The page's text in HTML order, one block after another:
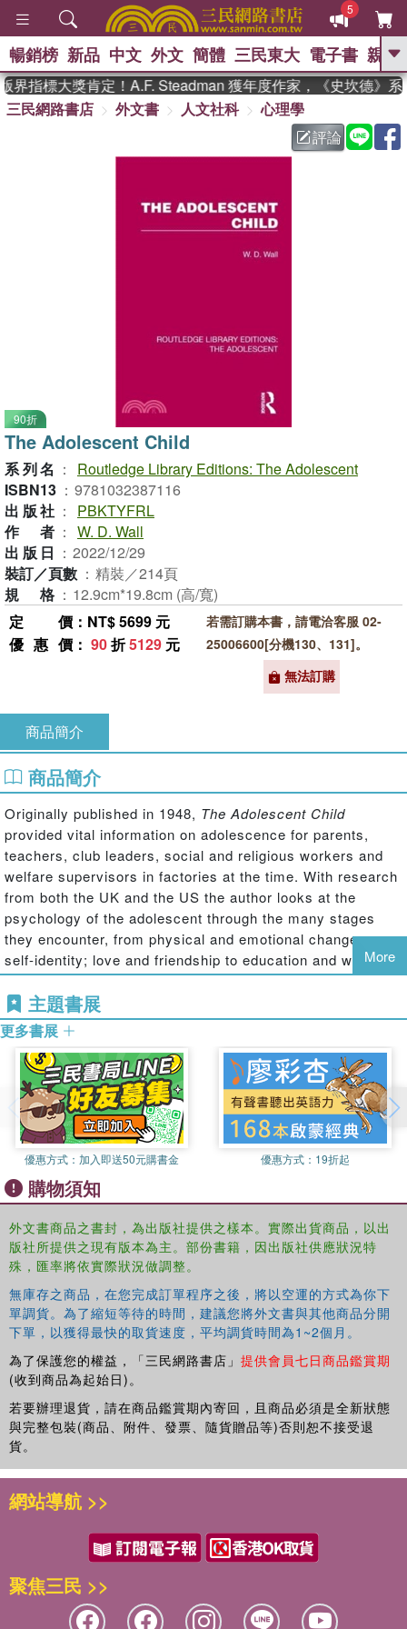
5
GO
熱搜： 東野圭吾 、 高希均教授回憶錄
父親節 、 如果歷
暑期推薦 、 國際布克
偉大的迷走神經
暢銷榜 新品 中文 外文 簡體 三民東大 電子書 親子
指標大獎肯定！A.F. Steadman 獲年度作家，《史坎德》系
三民網路書店
外文書 人文社科
心理學
評論
90折
The Adolescent Child
系列名 ：
Routledge Library Editions: The Adolescent
ISBN13 ： 9781032387116
出版社 ：
PBKTYFRL
作者 ： W. D. Wall
出版日 ： 2022/12/29
裝訂／頁數 ： 精裝／214頁
規格 ： 12.9cm*19.8cm (高/寬)
定價 ：NT$ 5699 元
優惠價 ： 90折5129 元
若需訂購本書，請電洽客服 02-
25006600[分機130、131]。
無法訂購
商品簡介
商品簡介
Originally published in 1948, The Adolescent Child
provided vital information on adolescence for parents,
teachers, club leaders, social and religious workers and
welfare supervisors in factories at the time. With research
from both the UK and the US the author looks at the
psychology of the adolescent through the many stages
they encounter, from physical and emotional changes;
self-identity; love and friendship to education and work.
Today it can be read and enjoyed in its historical context.
More
主題書展
更多書展
優惠方式： 加入即送50元購書金 優惠方式： 19折起
購物須知
外文書商品之書封，為出版社提供之樣本。實際出貨商品，以出
版社所提供之現有版本為主。部份書籍，因出版社供應狀況特
殊，匯率將依實際狀況做調整。
無庫存之商品，在您完成訂單程序之後，將以空運的方式為你下
單調貨。為了縮短等待的時間，建議您將外文書與其他商品分開
下單，以獲得最快的取貨速度，平均調貨時間為1~2個月。
為了保護您的權益，「三民網路書店」 提供會員七日商品鑑賞期
(收到商品為起始日)。
若要辦理退貨，請在商品鑑賞期內寄回，且商品必須是全新狀態
與完整包裝(商品、附件、發票、隨貨贈品等)否則恕不接受退
貨。
網站導航 >>
聚焦三民 >>